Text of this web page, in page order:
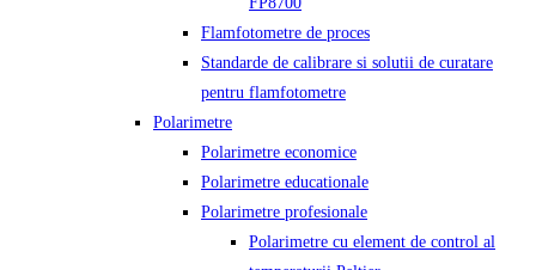
Flamfotometre de proces
Standarde de calibrare si solutii de curatare
pentru flamfotometre
Polarimetre
Polarimetre economice
Polarimetre educationale
Polarimetre profesionale
Polarimetre cu element de control al